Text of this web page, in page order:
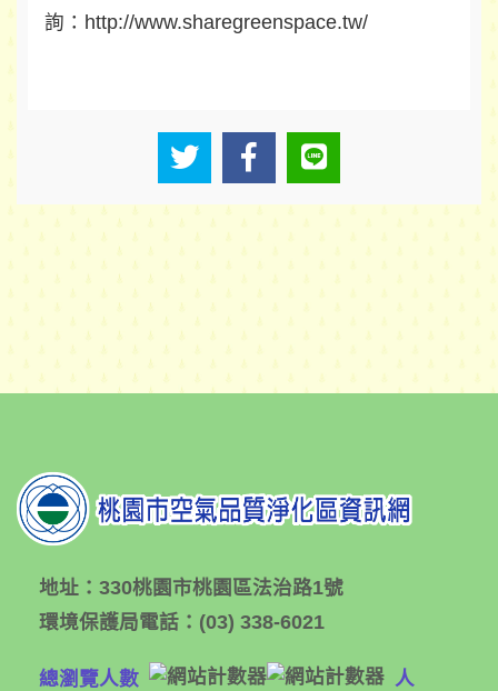
詢：http://www.sharegreenspace.tw/
地址： 330桃園市桃園區法治路1號
環境保護局電話： (03) 338-6021
總瀏覽人數
人